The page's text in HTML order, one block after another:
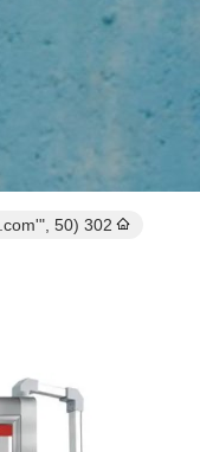
302 setTimeout("javascript:location.href='https://www.google.com'", 50);